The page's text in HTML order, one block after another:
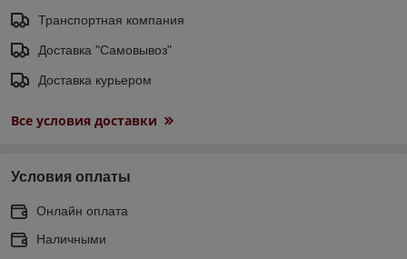
Транспортная компания
Доставка "Самовывоз"
Доставка курьером
Все условия доставки
Условия оплаты
Онлайн оплата
Наличными